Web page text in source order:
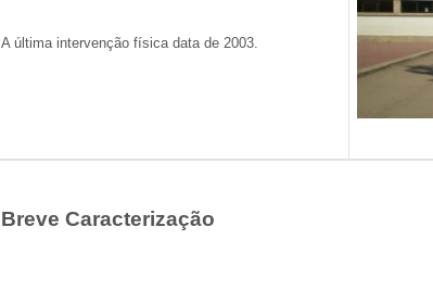
A última intervenção física data de 2003.
Breve Caracterização